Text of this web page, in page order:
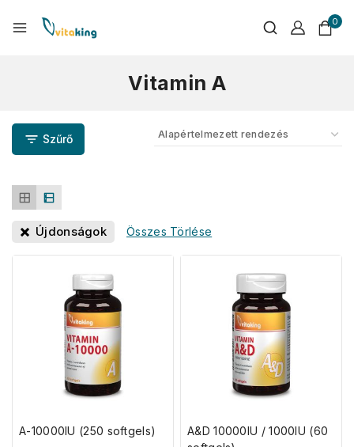
0
Vitamin A
Szűrő
Újdonságok Összes Törlése
A-10000IU (250 softgels)
A&D 10000IU / 1000IU (60